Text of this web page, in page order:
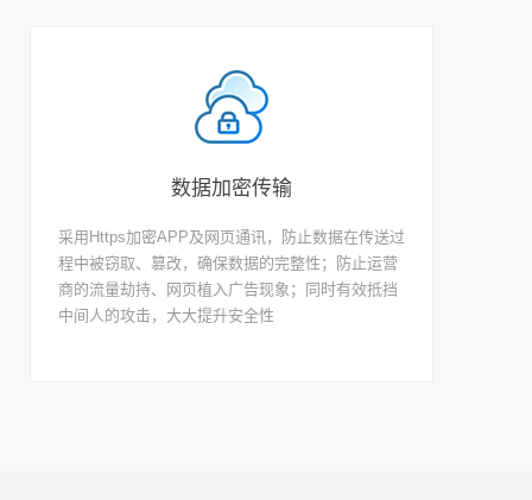
数据加密传输
采用Https加密APP及网页通讯，防止数据在传送过
程中被窃取、篡改，确保数据的完整性；防止运营
商的流量劫持、网页植入广告现象；同时有效抵挡
中间人的攻击，大大提升安全性